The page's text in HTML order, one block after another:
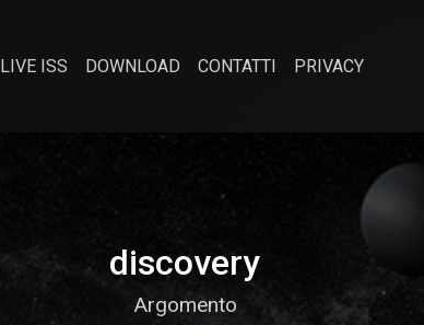
LIVE ISS DOWNLOAD CONTATTI PRIVACY
discovery
Argomento